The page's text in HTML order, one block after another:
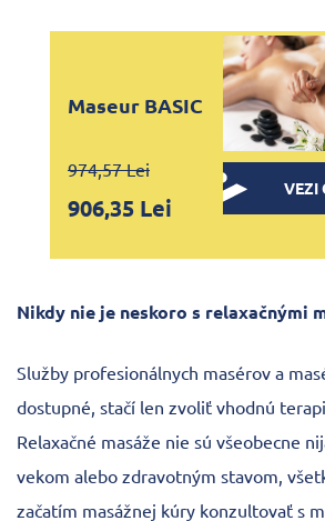
Maseur BASIC
974,57 Lei
906,35 Lei
VEZI
Nikdy nie je neskoro s relaxačnými
Služby profesionálnych masérov a
dostupné, stačí len zvoliť vhodnú
Relaxačné masáže nie sú všeobecne
vekom alebo zdravotným stavom,
začatím masážnej kúry konzultovať s